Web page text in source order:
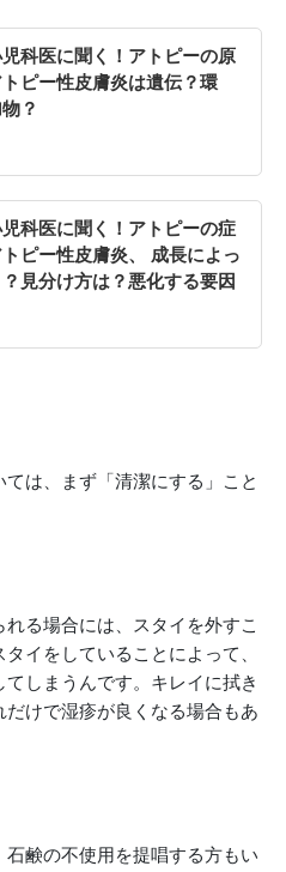
児科医に聞く！アトピーの原
ピー性皮膚炎は遺伝？環
？
児科医に聞く！アトピーの症
ピー性皮膚炎、 成長によっ
見分け方は？悪化する要因
は、まず「清潔にする」こと
る場合には、スタイを外すこ
イをしていることによって、
しまうんです。キレイに拭き
けで湿疹が良くなる場合もあ
鹸の不使用を提唱する方もい